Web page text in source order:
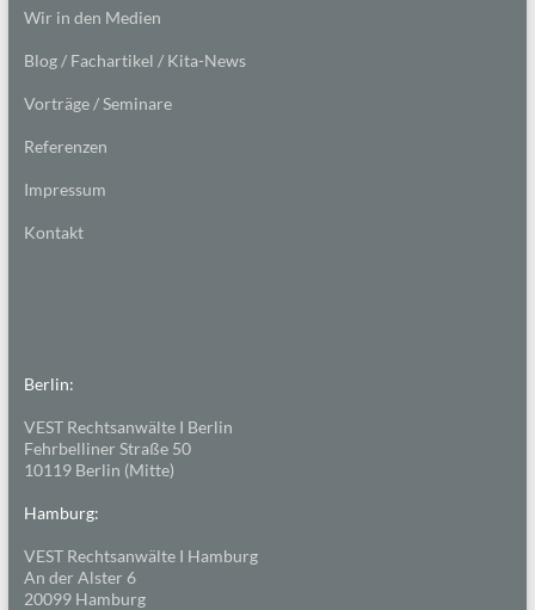
Wir in den Medien
Blog / Fachartikel / Kita-News
Vorträge / Seminare
Referenzen
Impressum
Kontakt
Berlin:
VEST Rechtsanwälte I Berlin
Fehrbelliner Straße 50
10119 Berlin (Mitte)
Hamburg:
VEST Rechtsanwälte I Hamburg
An der Alster 6
20099 Hamburg